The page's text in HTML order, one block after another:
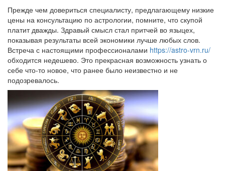
Прежде чем довериться специалисту, предлагающему низкие
цены на консультацию по астрологии, помните, что скупой
платит дважды. Здравый смысл стал притчей во языцех,
показывая результаты всей экономики лучше любых слов.
Встреча с настоящими профессионалами https://astro-vrn.ru/
обходится недешево. Это прекрасная возможность узнать о
себе что-то новое, что ранее было неизвестно и не
подозревалось.